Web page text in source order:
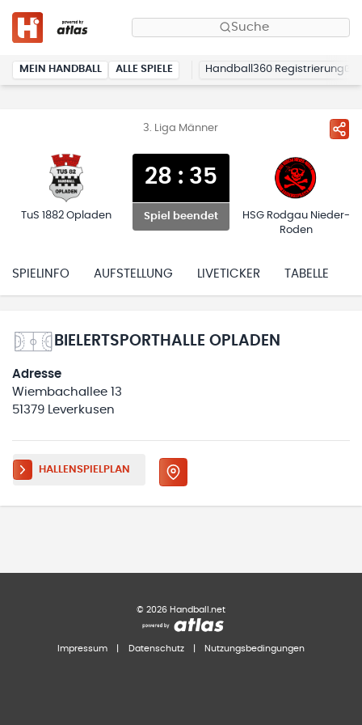
Suche
MEIN HANDBALL ALLE SPIELE Handball360 Registrierung
3. Liga Männer
TuS 1882 Opladen
28 : 35
Spiel beendet
HSG Rodgau Nieder-
Roden
SPIELINFO AUFSTELLUNG LIVETICKER TABELLE
BIELERTSPORTHALLE OPLADEN
Adresse
Wiembachallee 13
51379 Leverkusen
HALLENSPIELPLAN
© 2026 Handball.net
Impressum Datenschutz Nutzungsbedingungen